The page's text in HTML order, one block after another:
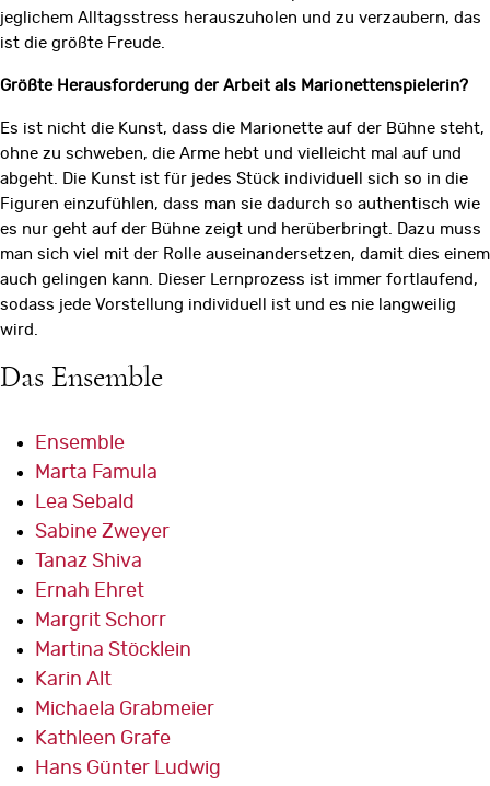
jeglichem Alltagsstress herauszuholen und zu verzaubern, das
ist die größte Freude.
Größte Herausforderung der Arbeit als Marionettenspielerin?
Es ist nicht die Kunst, dass die Marionette auf der Bühne steht,
ohne zu schweben, die Arme hebt und vielleicht mal auf und
abgeht. Die Kunst ist für jedes Stück individuell sich so in die
Figuren einzufühlen, dass man sie dadurch so authentisch wie
es nur geht auf der Bühne zeigt und herüberbringt. Dazu muss
man sich viel mit der Rolle auseinandersetzen, damit dies einem
auch gelingen kann. Dieser Lernprozess ist immer fortlaufend,
sodass jede Vorstellung individuell ist und es nie langweilig
wird.
Das Ensemble
Ensemble
Marta Famula
Lea Sebald
Sabine Zweyer
Tanaz Shiva
Ernah Ehret
Margrit Schorr
Martina Stöcklein
Karin Alt
Michaela Grabmeier
Kathleen Grafe
Hans Günter Ludwig